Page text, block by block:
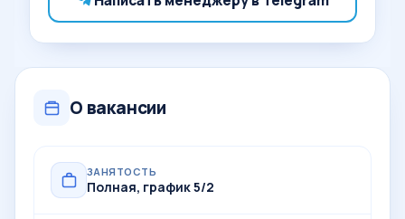
О вакансии
ЗАНЯТОСТЬ
Полная, график 5/2